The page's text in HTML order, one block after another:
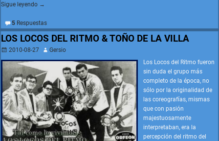
Sigue leyendo →
5Respuestas
LOS LOCOS DEL RITMO & TOÑO DE LA VILLA
2010-08-27
Gersio
Los Locos del Ritmo fueron
sin duda el grupo más
completo de la época, no
sólo por la originalidad de
las coreografías, mismas
que con pasión
majestuosamente
interpretaban, era la
percepción del ritmo del